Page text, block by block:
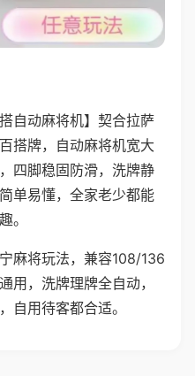
自动麻将机】契合拉萨
搭牌，自动麻将机宽大
四脚稳固防滑，洗牌静
单易懂，全家老少都能
。
麻将玩法，兼容108/136
用，洗牌理牌全自动，
自用待客都合适。